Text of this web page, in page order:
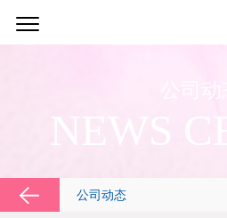
公司动
NEWS
公司动态